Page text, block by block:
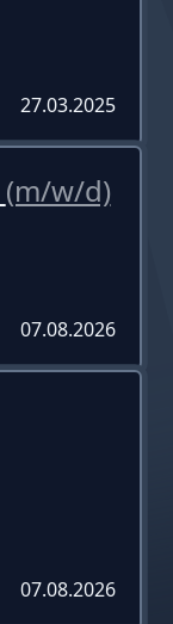
27.03.2025
(m/w/d)
07.08.2026
07.08.2026